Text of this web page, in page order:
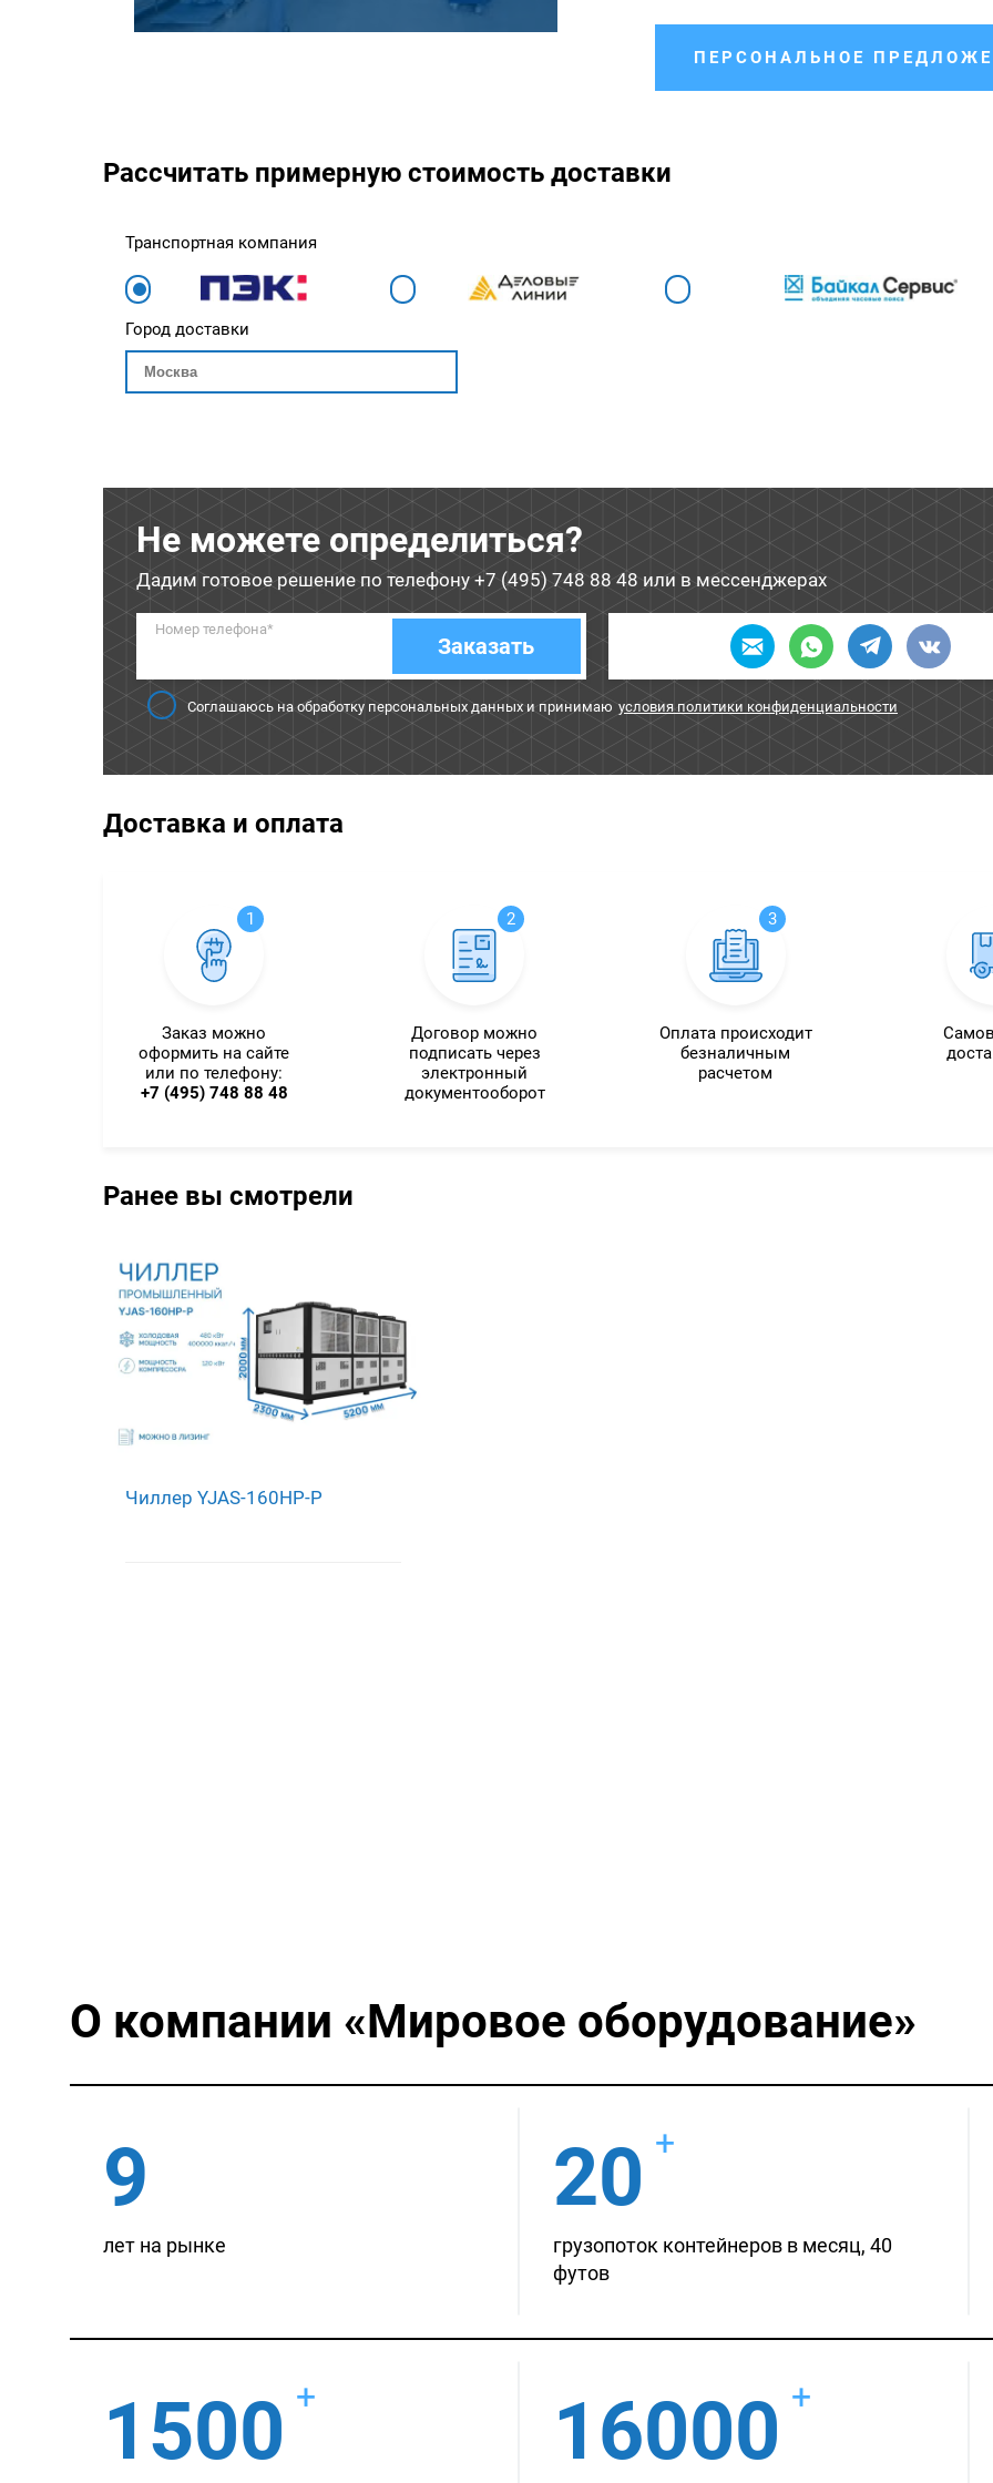
ПЕРСОНАЛЬНОЕ
Рассчитать примерную стоимость доставки
Транспортная компания
Город доставки
Не можете определиться?
Дадим готовое решение по телефону +7 (495) 748 88 48 или в мессенджерах
Номер телефона*
Заказать
Соглашаюсь на обработку персональных данных и принимаю условия политики конфиденциальности
Доставка и оплата
1
Заказ можно
оформить на сайте
или по телефону:
+7 (495) 748 88 48
2
Договор можно
подписать через
электронный
документооборот
3
Оплата происходит
безналичным
расчетом
Ранее вы смотрели
Чиллер YJAS-160HP-P
О компании «Мировое оборудование»
9
лет на рынке
20 +
грузопоток контейнеров в месяц, 40
футов
1500 + 16000 +